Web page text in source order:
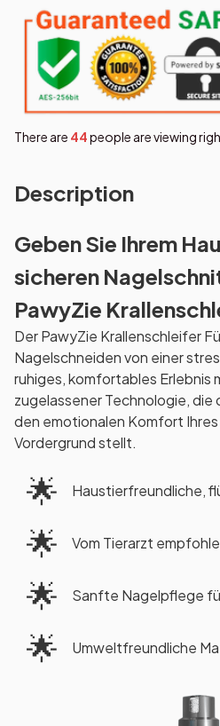
There are 44people are viewing
Description
Geben Sie Ihrem
sicheren
PawyZie
Der PawyZie Krallenschleifer
Nagelschneiden von einer
ruhiges, komfortables Erlebnis
zugelassener Technologie, die
den emotionalen Komfort
Vordergrund stellt.
🌟 Haustierfreundliche,
🌟 Vom Tierarzt
🌟 Sanfte Nagelpflege
🌟 Umweltfreundliche